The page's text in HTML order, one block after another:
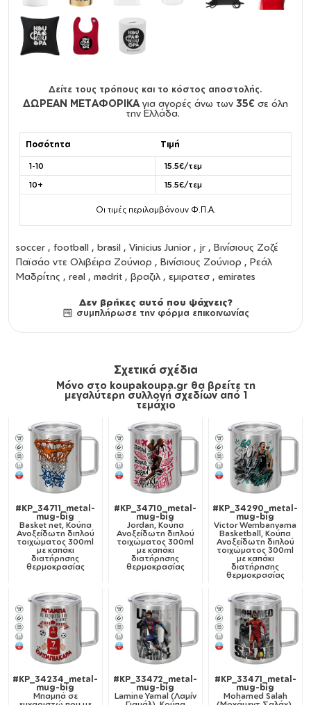
Δείτε τους τρόπους και το κόστος αποστολής.
ΔΩΡΕΑΝ ΜΕΤΑΦΟΡΙΚΑ για αγορές άνω των 35€ σε όλη
την Ελλάδα.
Ποσότητα Τιμή
1-10
15.5€/τεμ
10+
15.5€/τεμ
Οι τιμές περιλαμβάνουν Φ.Π.Α.
soccer , football , brasil , Vinicius Junior , jr , Βινίσιους Ζοζέ
Παϊσάο ντε Ολιβέιρα Ζούνιορ , Βινίσιους Ζούνιορ , Ρεάλ
Μαδρίτης , real , madrit , βραζιλ , εμιρατεσ , emirates
Δεν βρήκες αυτό που ψάχνεις?
συμπλήρωσε την φόρμα επικοινωνίας
Σχετικά σχέδια
Μόνο στο koupakoupa.gr θα βρείτε τη
μεγαλύτερη συλλογή σχεδίων από 1
τεμάχιο
#KP_34711_metal-
mug-big
Basket net, Κούπα
Ανοξείδωτη διπλού
τοιχώματος 300ml
με καπάκι
διατήρησης
θερμοκρασίας
#KP_34710_metal-
mug-big
Jordan, Κούπα
Ανοξείδωτη διπλού
τοιχώματος 300ml
με καπάκι
διατήρησης
θερμοκρασίας
#KP_34290_metal-
mug-big
Victor Wembanyama
Basketball, Κούπα
Ανοξείδωτη διπλού
τοιχώματος 300ml
με καπάκι
διατήρησης
θερμοκρασίας
#KP_34234_metal-
mug-big
Μπαμπά σε
#KP_33472_metal-
mug-big
Lamine Yamal (Λαμίν
#KP_33471_metal-
mug-big
Mohamed Salah